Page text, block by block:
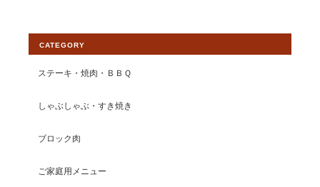
心配をおかけする場面があり大変恐縮で
【いわて山形村短角牛】ショップの変わ
げます。
CATEGORY
ステーキ・焼肉・ＢＢＱ
しゃぶしゃぶ・すき焼き
ブロック肉
ご家庭用メニュー